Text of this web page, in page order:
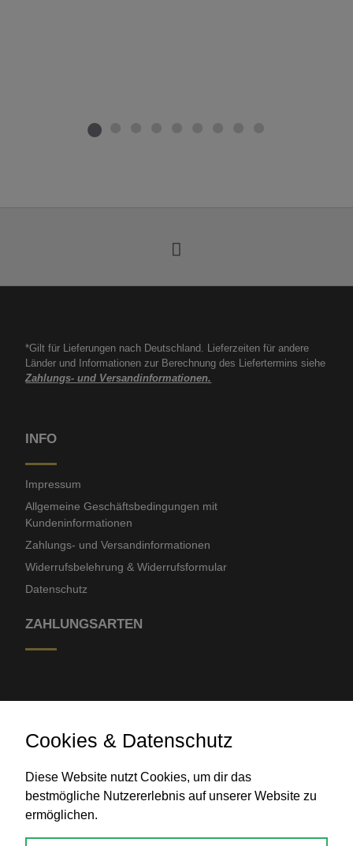
*Gilt für Lieferungen nach Deutschland. Lieferzeiten für andere
Länder und Informationen zur Berechnung des Liefertermins siehe
Zahlungs- und Versandinformationen.
INFO
Impressum
Allgemeine Geschäftsbedingungen mit
Kundeninformationen
Zahlungs- und Versandinformationen
Widerrufsbelehrung & Widerrufsformular
Datenschutz
ZAHLUNGSARTEN
Banküberweisung
Cookies & Datenschutz
Diese Website nutzt Cookies, um dir das
bestmögliche Nutzererlebnis auf unserer Website zu
ermöglichen.